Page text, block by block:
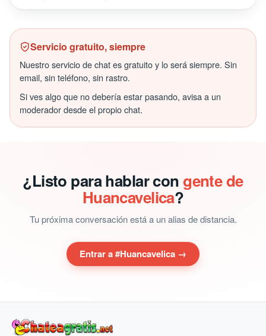
Servicio gratuito, siempre
Nuestro servicio de chat es gratuito y lo será siempre. Sin
email, sin teléfono, sin rastro.
Si ves algo que no debería estar pasando, avisa a un
moderador desde el propio chat.
¿Listo para hablar con gente de
Huancavelica?
Tu próxima conversación está a un alias de distancia.
Entrar a #Huancavelica →